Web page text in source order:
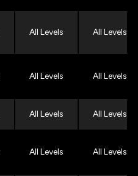
All Levels All Levels
All Levels All Levels
All Levels All Levels
All Levels All Levels